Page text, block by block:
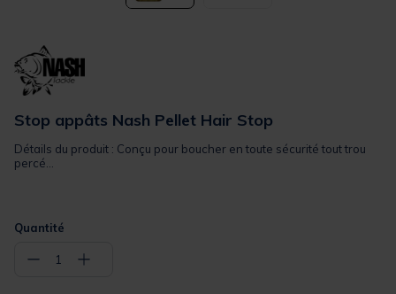
Stop appâts Nash Pellet Hair Stop
Détails du produit : Conçu pour boucher en toute sécurité tout trou
percé...
Quantité
− 1 +